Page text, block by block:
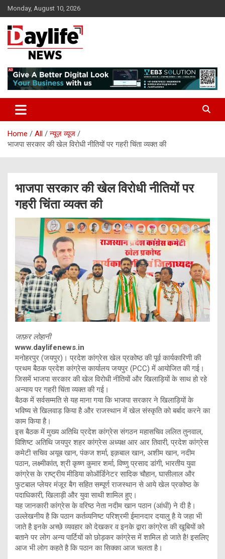
Skip
to
content
Monday, August 10, 2026
daylifenews
Home All
न्यूज़ व्यूज
भाजपा सरकार की खेल विरोधी नीतियों पर गहरी चिंता व्यक्त की
भाजपा सरकार की खेल विरोधी नीतियों पर
गहरी चिंता व्यक्त की
जाफ़र लोहानी
www.daylifenews.in
मनोहरपुर (जयपुर)। प्रदेश कांग्रेस खेल प्रकोष्ठ की पूर्व कार्यकारिणी की
प्रथम बैठक प्रदेश कांग्रेस कार्यालय जयपुर (PCC) में आयोजित की गई।
जिसमें भाजपा सरकार की खेल विरोधी नीतियों और खिलाड़ियों के साथ हो रहे
अन्याय पर गहरी चिंता व्यक्त की गई।
बैठक में सर्वसम्मति से यह माना गया कि भाजपा सरकार ने खिलाड़ियों के
भविष्य से खिलवाड़ किया है और राजस्थान में खेल संस्कृति को बर्बाद करने का
काम किया है।
इस बैठक में मुख्य अतिथि प्रदेश कांग्रेस संगठन महासचिव ललित तुनवाल,
विशिष्ट अतिथि जयपुर शहर कांग्रेस अध्यक्ष आर आर तिवारी, प्रदेश कांग्रेस
कमेटी सचिव अयूब खान, पंकज शर्मा, इक़बाल खान, अशीम खान, नदीम
पठान, लक्ष्मीकांत, श्री कृष्ण कुमार शर्मा, विष्णु प्रसाद डांगी, भारतीय युवा
कांग्रेस के राष्ट्रीय मीडिया कोऑर्डिनेटर सादिक चौहान, घासीलाल और
फुटबाल प्लेयर मंजूर बैग सहित सम्पूर्ण राजस्थान से आये खेल प्रकोष्ठ के
पदाधिकारी, खिलाड़ी और युवा साथी शामिल हुए।
यह जानकारी कांग्रेस के वरिष्ठ नेता नदीम खान पठान (आंधी) ने दी है।
उल्लेखनीय है कि पठान कर्तव्यनिष्ट परिश्रमी ईमानदार दयालु है ये जहा भी
जाते है इनके अच्छे व्यवहार को देखकर व इनके द्वारा कांग्रेस की खूबियों को
बताने पर लोग अन्य पार्टियों को छोड़कर कांग्रेस में शामिल हो जाते है! इसलिए
आज भी लोग कहते है कि पठान का सिक्का आज चलता है।